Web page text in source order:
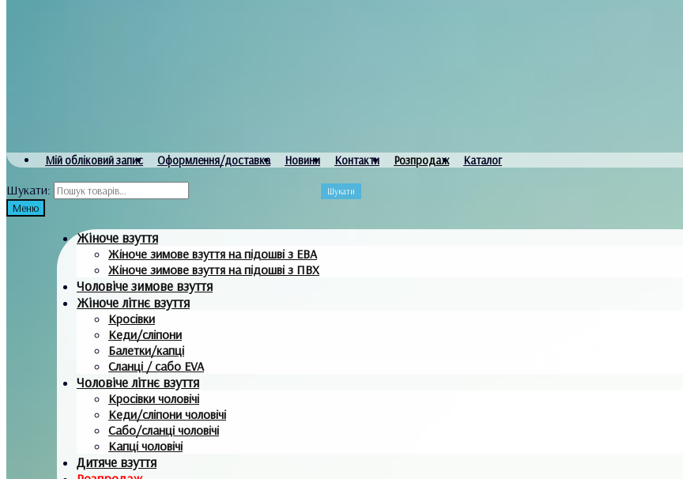
Мій обліковий запис Оформлення/доставка Новини Контакти Розпродаж Каталог
Шукати: Шукати
Меню
Жіноче взуття
Жіноче зимове взуття на підошві з ЕВА
Жіноче зимове взуття на підошві з ПВХ
Чоловіче зимове взуття
Жіноче літнє взуття
Кросівки
Кеди/сліпони
Балетки/капці
Сланці / сабо EVA
Чоловіче літнє взуття
Кросівки чоловічі
Кеди/сліпони чоловічі
Сабо/сланці чоловічі
Капці чоловічі
Дитяче взуття